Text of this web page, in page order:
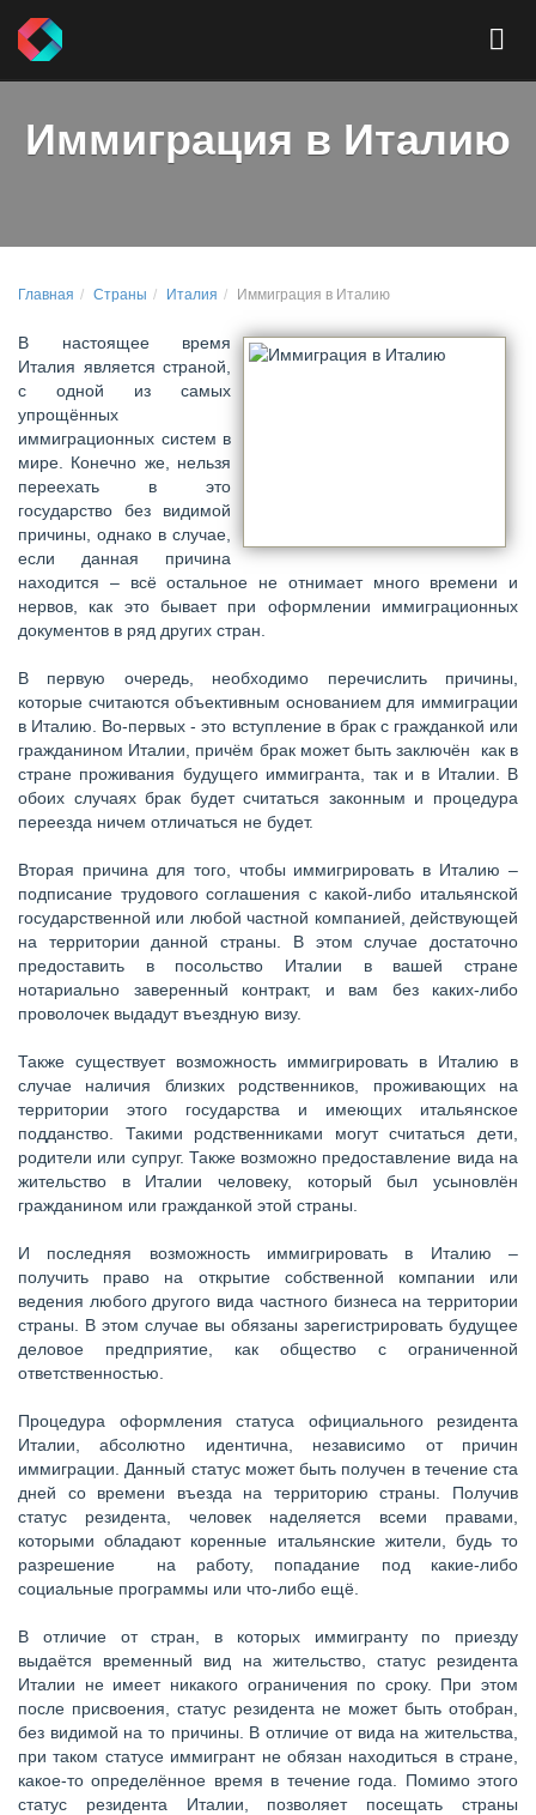
Иммиграция в Италию
Главная Страны Италия Иммиграция в Италию
В настоящее время
Италия является страной,
с одной из самых
упрощённых
иммиграционных систем в
мире. Конечно же, нельзя
переехать в это
государство без видимой
причины, однако в случае,
если данная причина
находится – всё остальное не отнимает много времени и
нервов, как это бывает при оформлении иммиграционных
документов в ряд других стран.
В первую очередь, необходимо перечислить причины,
которые считаются объективным основанием для иммиграции
в Италию. Во-первых - это вступление в брак с гражданкой или
гражданином Италии, причём брак может быть заключён как в
стране проживания будущего иммигранта, так и в Италии. В
обоих случаях брак будет считаться законным и процедура
переезда ничем отличаться не будет.
Вторая причина для того, чтобы иммигрировать в Италию –
подписание трудового соглашения с какой-либо итальянской
государственной или любой частной компанией, действующей
на территории данной страны. В этом случае достаточно
предоставить в посольство Италии в вашей стране
нотариально заверенный контракт, и вам без каких-либо
проволочек выдадут въездную визу.
Также существует возможность иммигрировать в Италию в
случае наличия близких родственников, проживающих на
территории этого государства и имеющих итальянское
подданство. Такими родственниками могут считаться дети,
родители или супруг. Также возможно предоставление вида на
жительство в Италии человеку, который был усыновлён
гражданином или гражданкой этой страны.
И последняя возможность иммигрировать в Италию –
получить право на открытие собственной компании или
ведения любого другого вида частного бизнеса на территории
страны. В этом случае вы обязаны зарегистрировать будущее
деловое предприятие, как общество с ограниченной
ответственностью.
Процедура оформления статуса официального резидента
Италии, абсолютно идентична, независимо от причин
иммиграции. Данный статус может быть получен в течение ста
дней со времени въезда на территорию страны. Получив
статус резидента, человек наделяется всеми правами,
которыми обладают коренные итальянские жители, будь то
разрешение на работу, попадание под какие-либо
социальные программы или что-либо ещё.
В отличие от стран, в которых иммигранту по приезду
выдаётся временный вид на жительство, статус резидента
Италии не имеет никакого ограничения по сроку. При этом
после присвоения, статус резидента не может быть отобран,
без видимой на то причины. В отличие от вида на жительства,
при таком статусе иммигрант не обязан находиться в стране,
какое-то определённое время в течение года. Помимо этого
статус резидента Италии, позволяет посещать страны